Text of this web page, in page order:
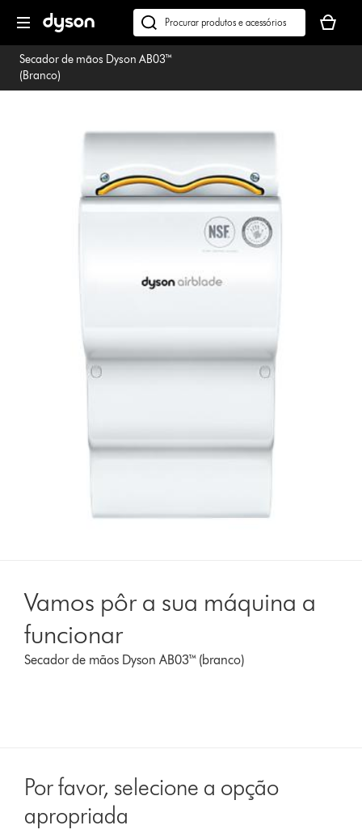
seguinte
Pesquisar
em
dyson.pt
seu
cesto
Secador de mãos Dyson AB03™
(Branco)
Vamos pôr a sua máquina a
funcionar
Secador de mãos Dyson AB03™ (branco)
Por favor, selecione a opção
apropriada